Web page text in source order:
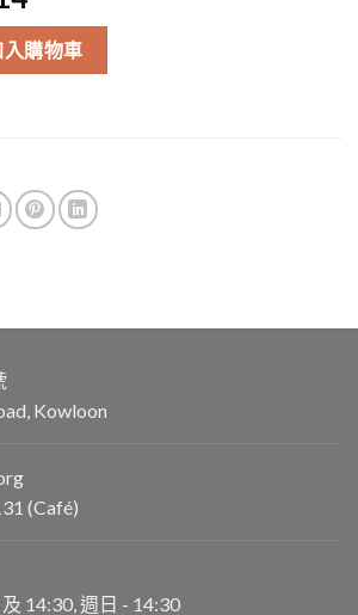
price
is:
$3,514.
數量
入購物車
Kowloon
(Café)
14:30, 週日 - 14:30